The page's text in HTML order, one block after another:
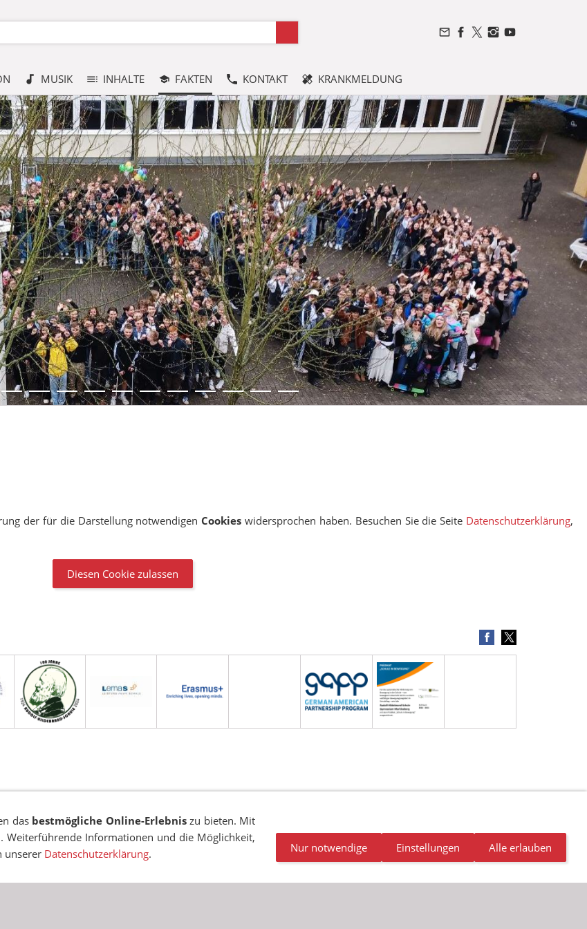
MUSIK INHALTE FAKTEN KONTAKT KRANKMELDUNG
der für die Darstellung notwendigen Cookies widersprochen haben. Besuchen Sie die Seite Datenschutzerklärung,
Diesen Cookie zulassen
HILDEBRAND-SCHULE MARKKLEEBERG 2001 - 2026
das bestmögliche Online-Erlebniszu bieten. Mit
Informationen und die Möglichkeit,
unserer Datenschutzerklärung. Nur notwendige Einstellungen Alle erlauben